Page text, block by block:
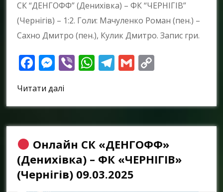
СК “ДЕНГОФФ” (Денихівка) – ФК “ЧЕРНІГІВ”
(Чернігів) – 1:2. Голи: Мачуленко Роман (пен.) –
Сахно Дмитро (пен.), Кулик Дмитро. Запис гри.
Facebook
Messenger
ViberWhatsApp
Telegram
Gmail
Читати далі
Онлайн СК «ДЕНГОФФ»
(Денихівка) – ФК «ЧЕРНІГІВ»
(Чернігів) 09.03.2025